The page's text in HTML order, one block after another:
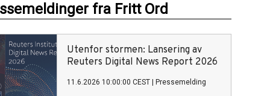
fra Fritt Ord
Utenfor stormen: Lansering av
Reuters Digital News Report 2026
11.6.2026 10:00:00 CEST Pressemelding